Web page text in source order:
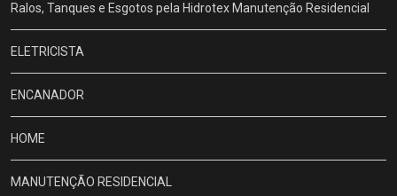
Ralos, Tanques e Esgotos pela Hidrotex Manutenção Residencial
ELETRICISTA
ENCANADOR
HOME
MANUTENÇÃO RESIDENCIAL